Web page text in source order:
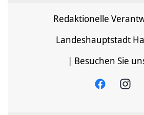
Redaktionelle
Landeshauptstadt
| Besuchen Sie